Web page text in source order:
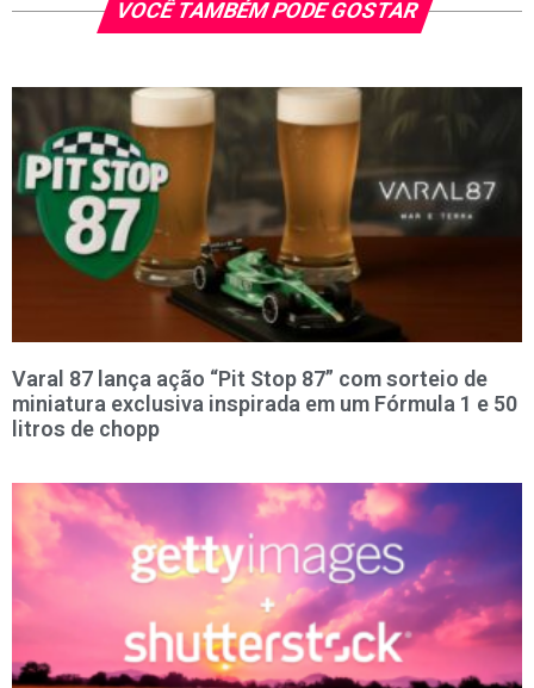
VOCÊ TAMBÉM PODE GOSTAR
Varal 87 lança ação “Pit Stop 87” com sorteio de
miniatura exclusiva inspirada em um Fórmula 1 e 50
litros de chopp